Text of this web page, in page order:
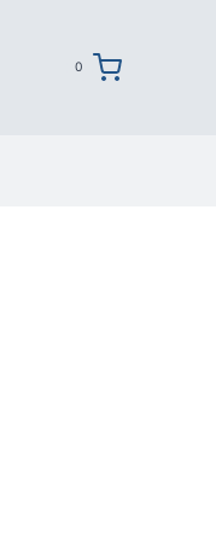
0